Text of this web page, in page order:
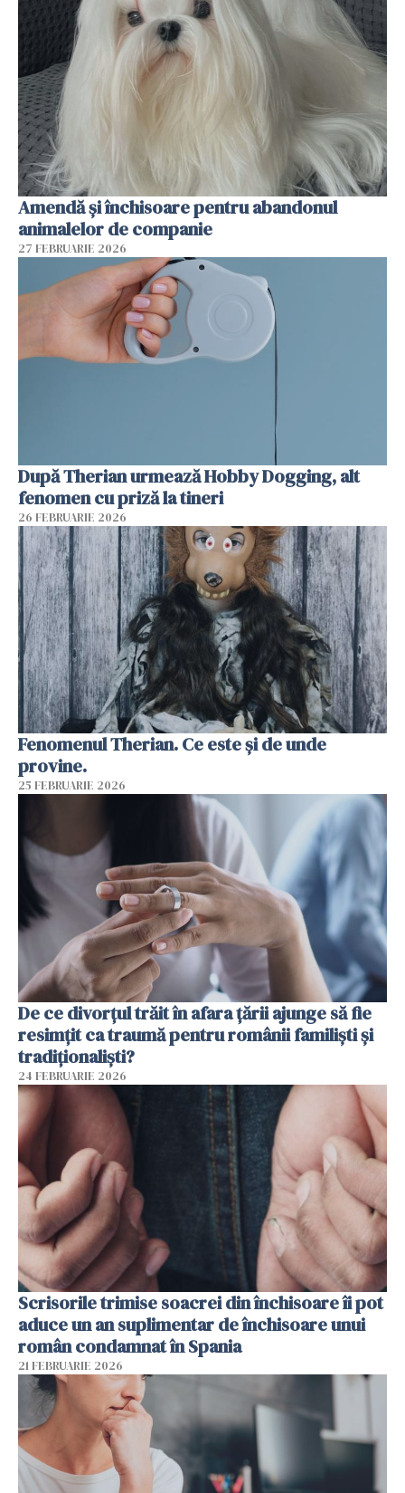
Amendă și închisoare pentru abandonul
animalelor de companie
27 FEBRUARIE 2026
După Therian urmează Hobby Dogging, alt
fenomen cu priză la tineri
26 FEBRUARIE 2026
Fenomenul Therian. Ce este și de unde
provine.
25 FEBRUARIE 2026
De ce divorțul trăit în afara țării ajunge să fie
resimțit ca traumă pentru românii familiști și
tradiționaliști?
24 FEBRUARIE 2026
Scrisorile trimise soacrei din închisoare îi pot
aduce un an suplimentar de închisoare unui
român condamnat în Spania
21 FEBRUARIE 2026